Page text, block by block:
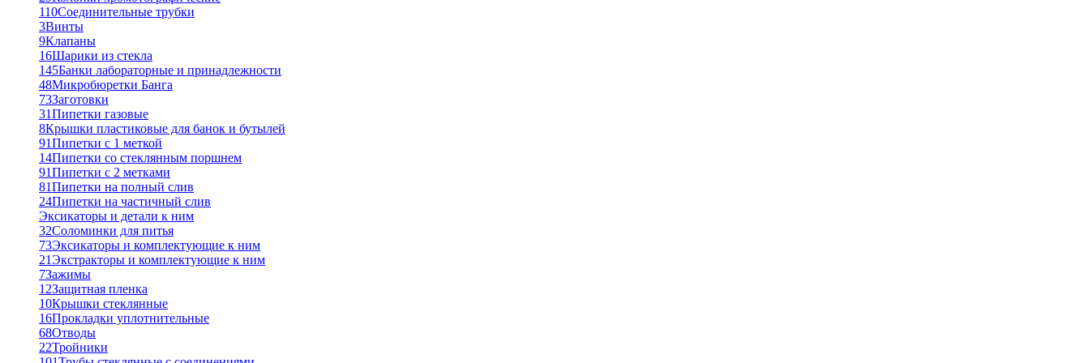
110Соединительные трубки
3Винты
9Клапаны
16Шарики из стекла
145Банки лабораторные и принадлежности
48Микробюретки Банга
73Заготовки
31Пипетки газовые
8Крышки пластиковые для банок и бутылей
91Пипетки с 1 меткой
14Пипетки со стеклянным поршнем
91Пипетки с 2 метками
81Пипетки на полный слив
24Пипетки на частичный слив
Эксикаторы и детали к ним
32Соломинки для питья
73Эксикаторы и комплектующие к ним
21Экстракторы и комплектующие к ним
7Зажимы
12Защитная пленка
10Крышки стеклянные
16Прокладки уплотнительные
68Отводы
22Тройники